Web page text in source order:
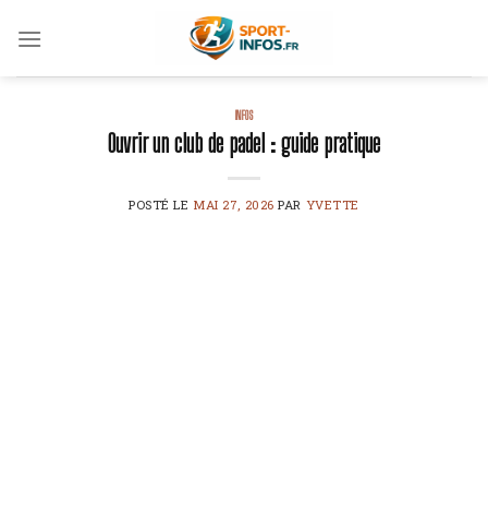
INFOS
Ouvrir un club de padel : guide pratique
POSTÉ LE MAI 27, 2026 PAR YVETTE